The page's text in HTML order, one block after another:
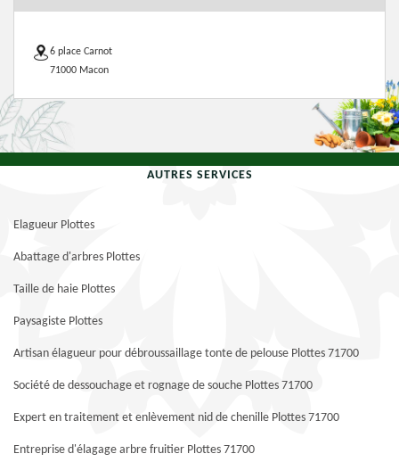
6 place Carnot
71000 Macon
AUTRES SERVICES
Elagueur Plottes
Abattage d'arbres Plottes
Taille de haie Plottes
Paysagiste Plottes
Artisan élagueur pour débroussaillage tonte de pelouse Plottes 71700
Société de dessouchage et rognage de souche Plottes 71700
Expert en traitement et enlèvement nid de chenille Plottes 71700
Entreprise d'élagage arbre fruitier Plottes 71700